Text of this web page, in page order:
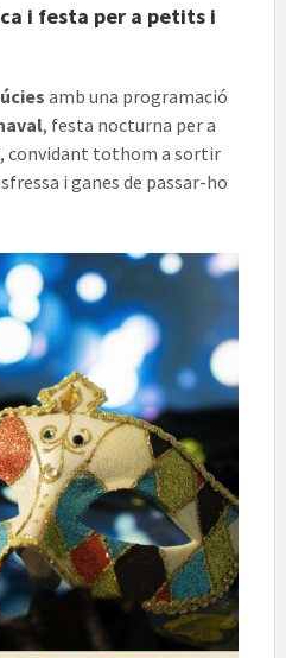
i festa per a petits i
amb una programació
, festa nocturna per a
, convidant tothom a sortir
i ganes de passar-ho